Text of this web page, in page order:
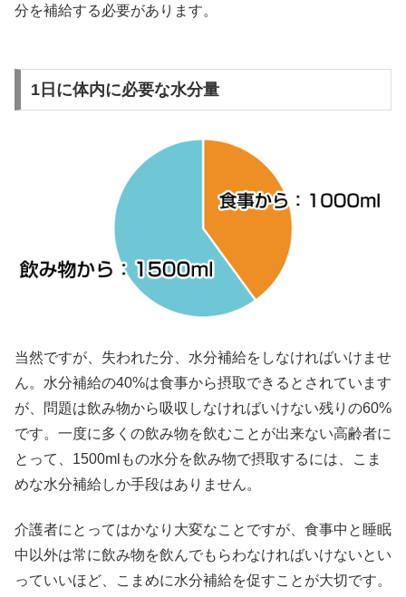
分を補給する必要があります。
1日に体内に必要な水分量
当然ですが、失われた分、水分補給をしなければいけませ
ん。水分補給の40%は食事から摂取できるとされています
が、問題は飲み物から吸収しなければいけない残りの60%
です。一度に多くの飲み物を飲むことが出来ない高齢者に
とって、1500mlもの水分を飲み物で摂取するには、こま
めな水分補給しか手段はありません。
介護者にとってはかなり大変なことですが、食事中と睡眠
中以外は常に飲み物を飲んでもらわなければいけないとい
っていいほど、こまめに水分補給を促すことが大切です。